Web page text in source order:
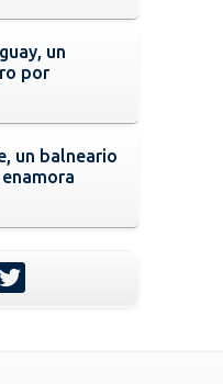
un
por
un balneario